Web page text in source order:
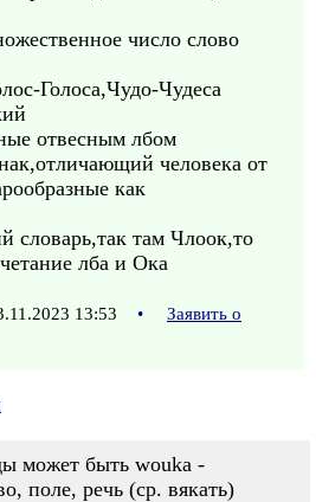
число слово
Голоса,Чудо-Чудеса
отвесным лбом
человека от
как
словарь,так там Члоок,то
лба и Ока
13:53 •
Заявить о
может быть wouka -
поле, речь (ср. вякать)